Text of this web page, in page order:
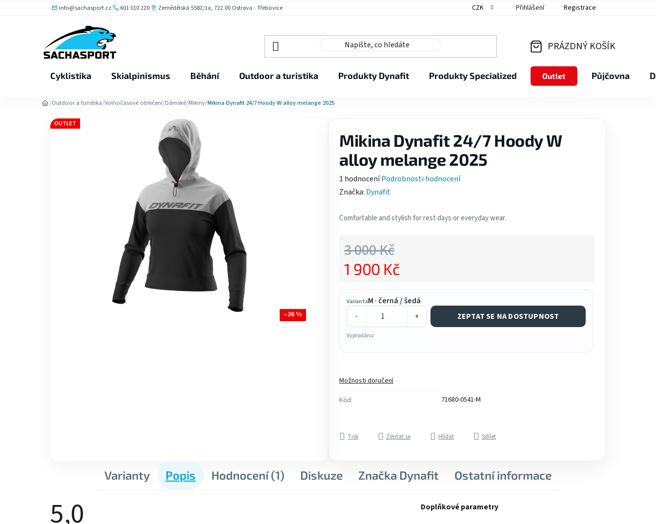
info@sachasport.cz 601 010 220 Zemědělská 5582/1a, 722 00 Ostrava - Třebovice CZK Přihlášení Registrace
KOŠÍK
PRÁZDNÝ KOŠÍK
Cyklistika Skialpinismus Běhání Outdoor a turistika Produkty Dynafit Produkty Specialized Outlet Půjčovna
/Outdoor a turistika/Volnočasové oblečení/Dámské/Mikiny/Mikina Dynafit 24/7 Hoody W alloy melange 2025
Mikina Dynafit 24/7 Hoody W
alloy melange 2025
Průměrné
hodnocení
je
hvězdiček.
1 hodnoceníPodrobnosti hodnocení
Značka: Dynafit
Comfortable and stylish for rest days or everyday wear.
VariantaM · černá / šedá
- + ZEPTAT SE NA DOSTUPNOST
Vyprodáno
Možnosti doručení
Kód:
71680-0541-M
3 000 Kč
1 900 Kč
Tisk Zeptat se Hlídat Sdílet
OUTLET
–36 %
Varianty Popis Hodnocení (1) Diskuze Značka Dynafit Ostatní informace
5,0 Doplňkové parametry